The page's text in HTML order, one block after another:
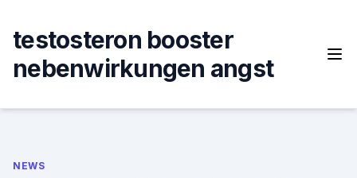
content
testosteron booster
nebenwirkungen angst
NEWS